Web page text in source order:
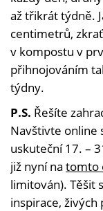
až třikrát týdně.
centimetrů,
v kompostu v
přihnojováním
týdny.
P.S. Řešíte
Navštivte online
uskuteční 17. –
již nyní na tomto
limitován). Těšit
inspirace,